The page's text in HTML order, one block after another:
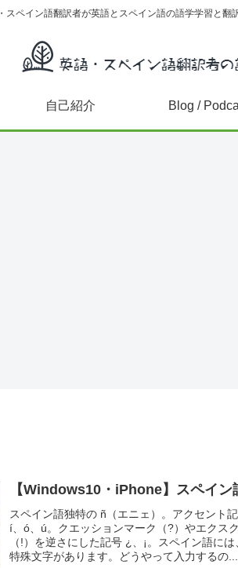
スペイン語翻訳者が英語とスペイン語の語学学習と翻
自己紹介 Blog /
【Windows10・iPhone】スペイ
スペイン語独特の ñ（エニェ）。アクセント
í、ó、ú。クエッションマーク（?）やエクス
（!）を逆さにした記号 ¿、¡。スペイン語に
特殊文字があります。どうやって入力するの...